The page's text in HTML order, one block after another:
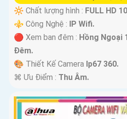
🔆 Chất lượng hình : FULL HD
⚜️ Công Nghệ :
IP Wifi.
🔴 Xem ban đêm : Hồng Ngoại
Ðêm.
🎨 Thiết Kế Camera Ip67 360.
️⌘ Ưu Điểm : Thu Âm.